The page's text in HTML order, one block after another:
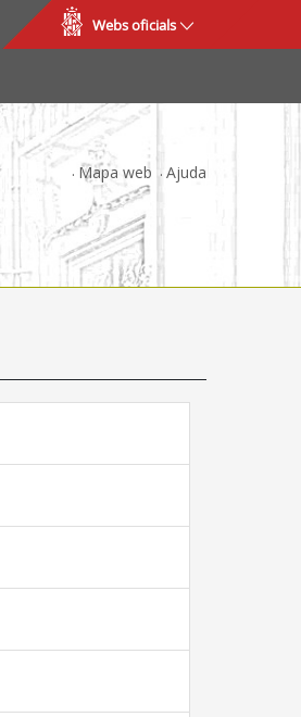
Webs oficials
Mapa web Ajuda